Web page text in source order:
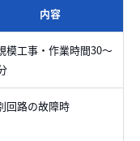
内容
模工事・作業時間30〜
回路の故障時